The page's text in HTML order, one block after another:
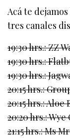
Acá te
tres canales
19:30 hrs.: ZZ
19:30 hrs.:
19:30 hrs.:
20:15 hrs.:
20:15 hrs.: Aloe
20:20 hrs.: Wye
21:15 hrs.: Ms